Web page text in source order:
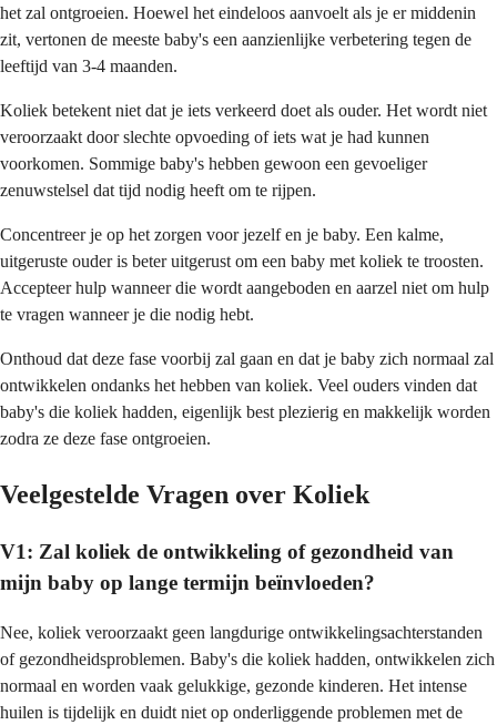
het zal ontgroeien. Hoewel het eindeloos aanvoelt als je er middenin
zit, vertonen de meeste baby's een aanzienlijke verbetering tegen de
leeftijd van 3-4 maanden.
Koliek betekent niet dat je iets verkeerd doet als ouder. Het wordt niet
veroorzaakt door slechte opvoeding of iets wat je had kunnen
voorkomen. Sommige baby's hebben gewoon een gevoeliger
zenuwstelsel dat tijd nodig heeft om te rijpen.
Concentreer je op het zorgen voor jezelf en je baby. Een kalme,
uitgeruste ouder is beter uitgerust om een baby met koliek te troosten.
Accepteer hulp wanneer die wordt aangeboden en aarzel niet om hulp
te vragen wanneer je die nodig hebt.
Onthoud dat deze fase voorbij zal gaan en dat je baby zich normaal zal
ontwikkelen ondanks het hebben van koliek. Veel ouders vinden dat
baby's die koliek hadden, eigenlijk best plezierig en makkelijk worden
zodra ze deze fase ontgroeien.
Veelgestelde Vragen over Koliek
V1: Zal koliek de ontwikkeling of gezondheid van
mijn baby op lange termijn beïnvloeden?
Nee, koliek veroorzaakt geen langdurige ontwikkelingsachterstanden
of gezondheidsproblemen. Baby's die koliek hadden, ontwikkelen zich
normaal en worden vaak gelukkige, gezonde kinderen. Het intense
huilen is tijdelijk en duidt niet op onderliggende problemen met de